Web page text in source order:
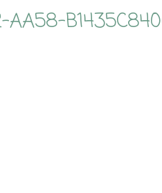
AA58-